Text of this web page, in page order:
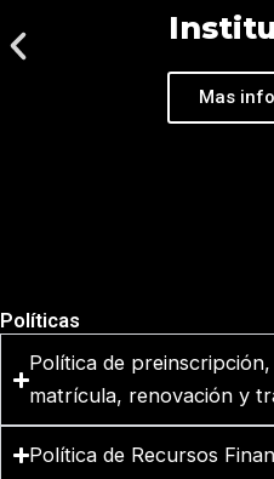
Mas
Políticas
Política de
matrícula, renovación y
Política de Recursos